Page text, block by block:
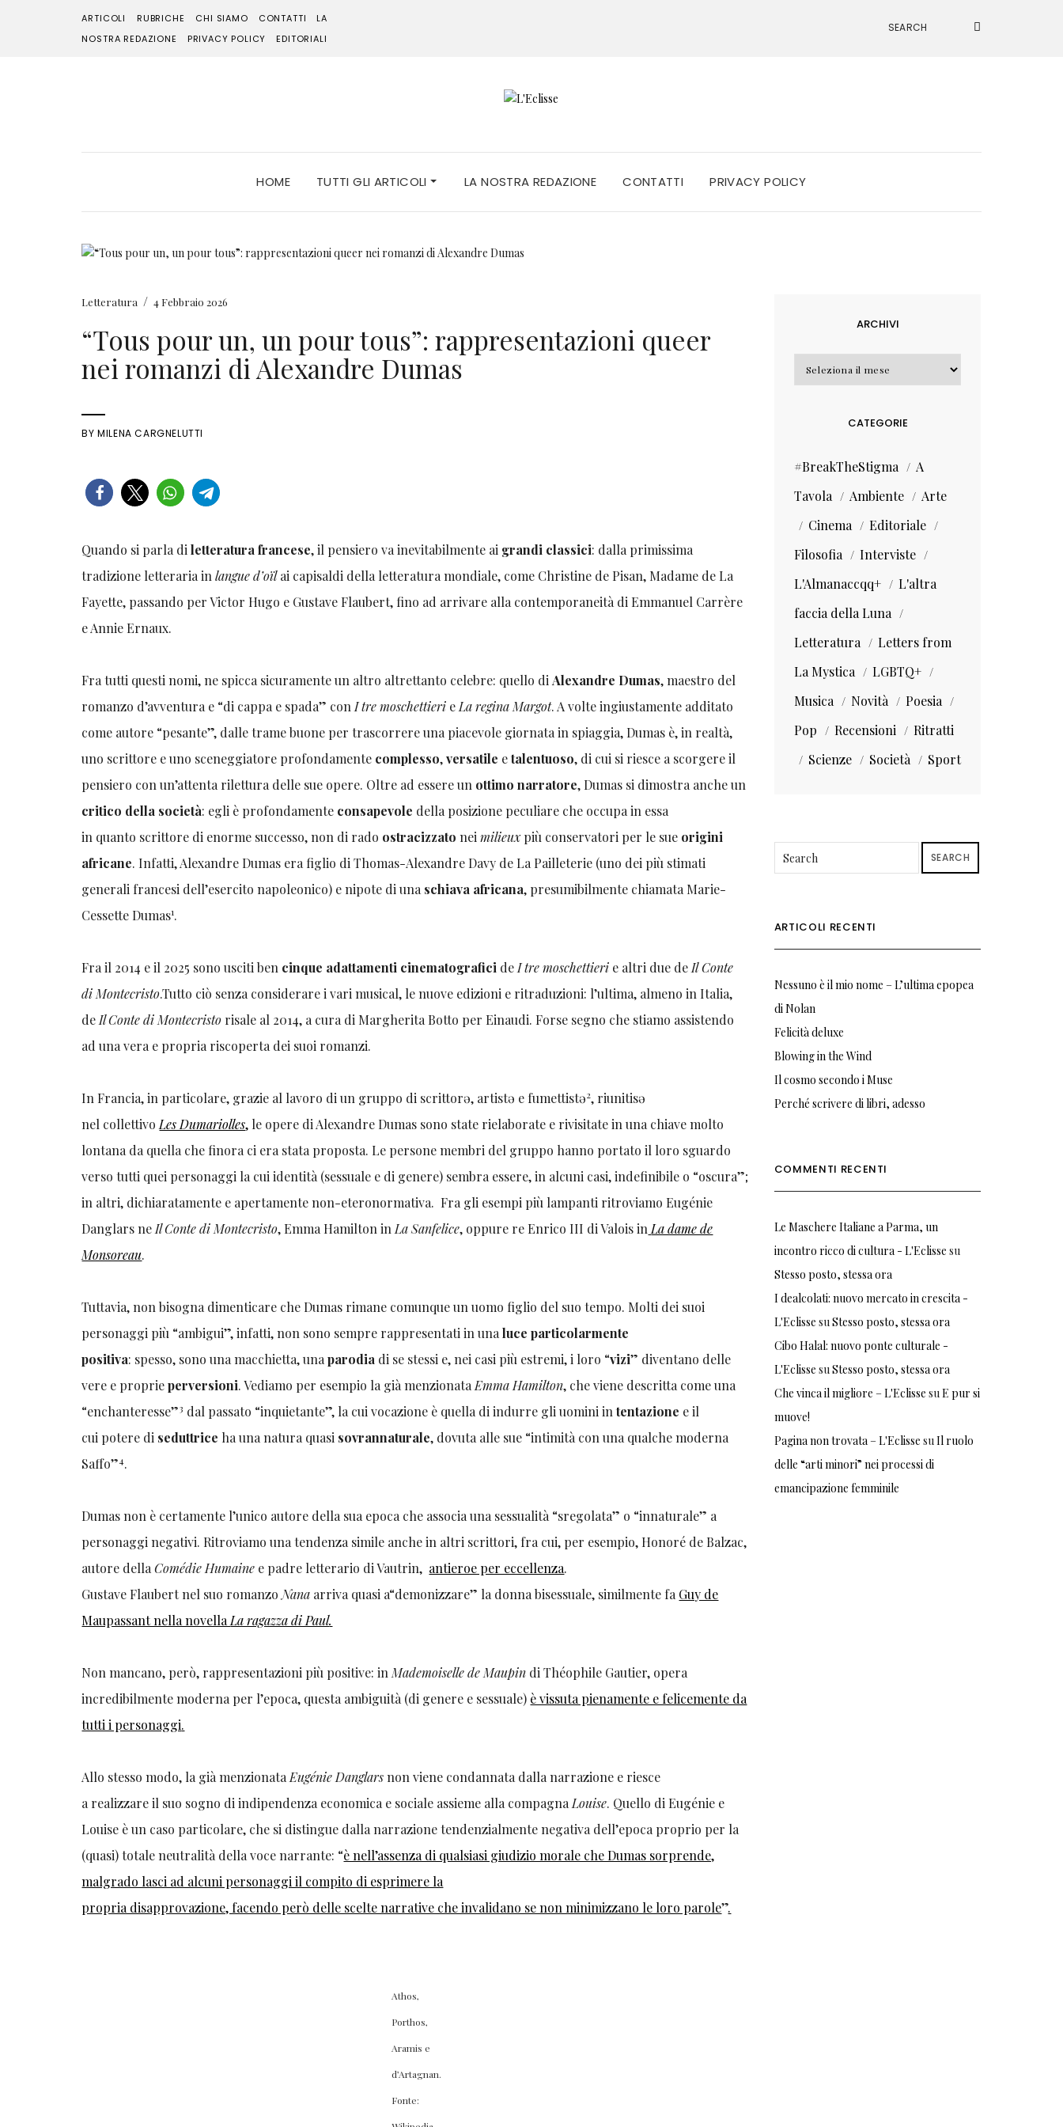
ARTICOLI RUBRICHE CHI SIAMO CONTATTI
LA
NOSTRA REDAZIONE
PRIVACY POLICY EDITORIALI
HOME TUTTI GLI ARTICOLI LA NOSTRA REDAZIONE CONTATTI PRIVACY POLICY
Letteratura / 4 Febbraio 2026
“Tous pour un, un pour tous”: rappresentazioni queer
nei romanzi di Alexandre Dumas
BYMILENA CARGNELUTTI
Quando si parla diletteratura francese, il pensiero va inevitabilmente ai grandi classici: dalla primissima
tradizione letteraria inlangue d’oïlai capisaldi della letteratura mondiale, come Christine de Pisan, Madame de La
Fayette, passando per Victor Hugo e Gustave Flaubert, fino ad arrivare alla contemporaneità di Emmanuel Carrère
e Annie Ernaux.
Fra tutti questi nomi, ne spicca sicuramente un altro altrettanto celebre: quello diAlexandre Dumas, maestro del
romanzo d’avventura e “di cappa e spada” conI tre moschettieri eLa regina Margot. A volte ingiustamente additato
come autore “pesante”, dalle trame buone per trascorrere una piacevole giornata in spiaggia, Dumas è, in realtà,
uno scrittore e uno sceneggiatore profondamente complesso,versatile etalentuoso, di cui si riesce a scorgere il
pensiero con un’attenta rilettura delle sue opere. Oltre ad essere un ottimo narratore, Dumas si dimostra anche un
critico della società: egli è profondamente consapevole della posizione peculiare che occupa in essa
in quanto scrittore di enorme successo, non di rado ostracizzato neimilieuxpiù conservatori per le sue origini
africane. Infatti, Alexandre Dumas era figlio di Thomas-Alexandre Davy de La Pailleterie (uno dei più stimati
generali francesi dell’esercito napoleonico) e nipote di unaschiava africana, presumibilmente chiamata Marie-
Cessette Dumas1.
Fra il 2014 e il 2025 sono usciti ben cinque adattamenti cinematografici deI tre moschettieri e altri due deIl Conte
di Montecristo.Tutto ciò senza considerare i vari musical, le nuove edizioni e ritraduzioni: l’ultima, almeno in Italia,
deIl Conte di Montecristo risale al 2014, a cura di Margherita Botto per Einaudi. Forse segno che stiamo assistendo
ad una vera e propria riscoperta dei suoi romanzi.
In Francia, in particolare, grazie al lavoro di un gruppo di scrittorə, artistə e fumettistə2, riunitisə
nel collettivoLes Dumariolles, le opere di Alexandre Dumas sono state rielaborate e rivisitate in una chiave molto
lontana da quella che finora ci era stata proposta. Le persone membri del gruppo hanno portato il loro sguardo
verso tutti quei personaggi la cui identità (sessuale e di genere) sembra essere, in alcuni casi, indefinibile o “oscura”;
in altri, dichiaratamente e apertamente non-eteronormativa. Fra gli esempi più lampanti ritroviamo Eugénie
Danglars neIl Conte di Montecristo, Emma Hamilton inLa Sanfelice, oppure re Enrico III di Valois in La dame de
Monsoreau.
Tuttavia, non bisogna dimenticare che Dumas rimane comunque un uomo figlio del suo tempo. Molti dei suoi
personaggi più “ambigui”, infatti, non sono sempre rappresentati in unaluce particolarmente
positiva: spesso, sono una macchietta, unaparodia di se stessi e, nei casi più estremi, i loro “vizi” diventano delle
vere e proprieperversioni. Vediamo per esempio la già menzionataEmma Hamilton, che viene descritta come una
“enchanteresse”3 dal passato “inquietante”, la cui vocazione è quella di indurre gli uomini intentazione e il
cui potere di seduttrice ha una natura quasi sovrannaturale, dovuta alle sue “intimità con una qualche moderna
Saffo”4.
Dumas non è certamente l’unico autore della sua epoca che associa una sessualità “sregolata” o “innaturale” a
personaggi negativi. Ritroviamo una tendenza simile anche in altri scrittori, fra cui, per esempio, Honoré de Balzac,
autore dellaComédie Humaine e padre letterario di Vautrin, antieroe per eccellenza.
Gustave Flaubert nel suo romanzoNana arriva quasi a“demonizzare” la donna bisessuale, similmente faGuy de
Maupassant nella novellaLa ragazza di Paul.
Non mancano, però, rappresentazioni più positive: inMademoiselle de Maupin di Théophile Gautier, opera
incredibilmente moderna per l’epoca, questa ambiguità (di genere e sessuale) è vissuta pienamente e felicemente da
tutti i personaggi.
Allo stesso modo, la già menzionataEugénie Danglarsnon viene condannata dalla narrazione e riesce
a realizzare il suo sogno di indipendenza economica e sociale assieme alla compagnaLouise. Quello di Eugénie e
Louise è un caso particolare, che si distingue dalla narrazione tendenzialmente negativa dell’epoca proprio per la
(quasi) totale neutralità della voce narrante: “è nell’assenza di qualsiasi giudizio morale che Dumas sorprende,
malgrado lasci ad alcuni personaggi il compito di esprimere la
propria disapprovazione, facendo però delle scelte narrative che invalidano se non minimizzano le loro parole”.
Athos,
Porthos,
Aramis e
d’Artagnan.
Fonte:
ARCHIVI
Archivi
CATEGORIE
#BreakTheStigma
A
Tavola
Ambiente
Arte
Cinema
Editoriale
Filosofia
Interviste
L'Almanaccqq+
L'altra
faccia della Luna
Letteratura
Letters from
La Mystica
LGBTQ+
Musica
Novità
Poesia
Pop
Recensioni
Ritratti
Scienze
Società Sport
SEARCH
ARTICOLI RECENTI
Nessuno è il mio nome – L’ultima epopea
di Nolan
Felicità deluxe
Blowing in the Wind
Il cosmo secondo i Muse
Perché scrivere di libri, adesso
COMMENTI RECENTI
Le Maschere Italiane a Parma, un
incontro ricco di cultura - L'Eclisse su
Stesso posto, stessa ora
I dealcolati: nuovo mercato in crescita -
L'Eclisse suStesso posto, stessa ora
Cibo Halal: nuovo ponte culturale -
L'Eclisse suStesso posto, stessa ora
Che vinca il migliore – L'Eclisse suE pur si
muove!
Pagina non trovata – L'Eclisse suIl ruolo
delle “arti minori” nei processi di
emancipazione femminile